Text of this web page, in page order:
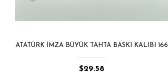
ATATÜRK İMZA BÜYÜK TAHTA BASKI KALIBI 166
$29.58